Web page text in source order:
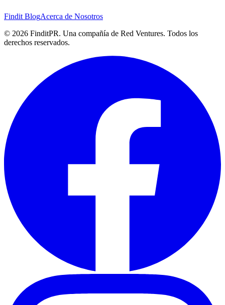
Findit BlogAcerca de Nosotros
© 2026 FinditPR. Una compañía de Red Ventures. Todos los
derechos reservados.